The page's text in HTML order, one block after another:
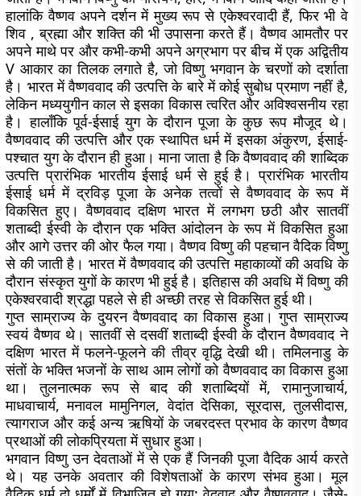
हालांकि वैष्णव अपने दर्शन में मुख्य रूप से एकेश्वरवादी हैं, फिर भी वे
शिव , ब्रह्मा और शक्ति की भी उपासना करते हैं। वैष्णव आमतौर पर
अपने माथे पर और कभी-कभी अपने अग्रभाग पर बीच में एक अद्वितीय
V आकार का तिलक लगाते है, जो विष्णु भगवान के चरणों को दर्शाता
है। भारत में वैष्णववाद की उत्पत्ति के बारे में कोई सुबोध प्रमाण नहीं है,
लेकिन मध्ययुगीन काल से इसका विकास त्वरित और अविश्वसनीय रहा
है। हालाँकि पूर्व-ईसाई युग के दौरान पूजा के कुछ रूप मौजूद थे।
वैष्णववाद की उत्पत्ति और एक स्थापित धर्म में इसका अंकुरण, ईसाई-
पश्चात युग के दौरान ही हुआ। माना जाता है कि वैष्णववाद की शाब्दिक
उत्पत्ति प्रारंभिक भारतीय ईसाई धर्म से हुई है। प्रारंभिक भारतीय
ईसाई धर्म में द्रविड़ पूजा के अनेक तत्वों से वैष्णववाद के रूप में
विकसित हुए। वैष्णववाद दक्षिण भारत में लगभग छठी और सातवीं
शताब्दी ईस्वी के दौरान एक भक्ति आंदोलन के रूप में विकसित हुआ
और आगे उत्तर की ओर फैल गया। वैष्णव विष्णु की पहचान वैदिक विष्णु
से की जाती है। भारत में वैष्णववाद की उत्पत्ति महाकाव्यों की अवधि के
दौरान संस्कृत युगों के कारण भी हुई है। इतिहास की अवधि में विष्णु की
एकेश्वरवादी श्रद्धा पहले से ही अच्छी तरह से विकसित हुई थी।
गुप्त साम्राज्य के दुयरन वैष्णववाद का विकास हुआ। गुप्त साम्राज्य
स्वयं वैष्णव थे। सातवीं से दसवीं शताब्दी ईस्वी के दौरान वैष्णववाद ने
दक्षिण भारत में फलने-फूलने की तीव्र वृद्धि देखी थी। तमिलनाडु के
संतों के भक्ति भजनों के साथ आम लोगों को वैष्णववाद का विकास हुआ
था। तुलनात्मक रूप से बाद की शताब्दियों में, रामानुजाचार्य,
माधवाचार्य, मनावल मामुनिगल, वेदांत देसिका, सूरदास, तुलसीदास,
त्यागराज और कई अन्य ऋषियों के जबरदस्त प्रभाव के कारण वैष्णव
प्रथाओं की लोकप्रियता में सुधार हुआ।
भगवान विष्णु उन देवताओं में से एक हैं जिनकी पूजा वैदिक आर्य करते
थे। यह उनके अवतार की विशेषताओं के कारण संभव हुआ। मूल